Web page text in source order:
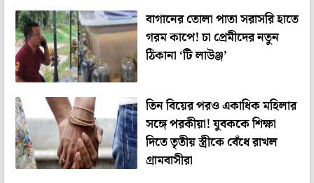
বাগানের তোলা পাতা সরাসরি হাতে
গরম কাপে! চা প্রেমীদের নতুন
ঠিকানা ‘টি লাউঞ্জ’
তিন বিয়ের পরও একাধিক মহিলার
সঙ্গে পরকীয়া! যুবককে শিক্ষা
দিতে তৃতীয় স্ত্রীকে বেঁধে রাখল
গ্রামবাসীরা